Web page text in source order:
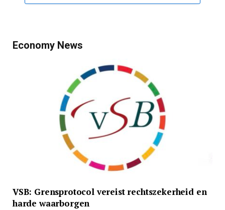
Economy News
VSB: Grensprotocol vereist rechtszekerheid en
harde waarborgen